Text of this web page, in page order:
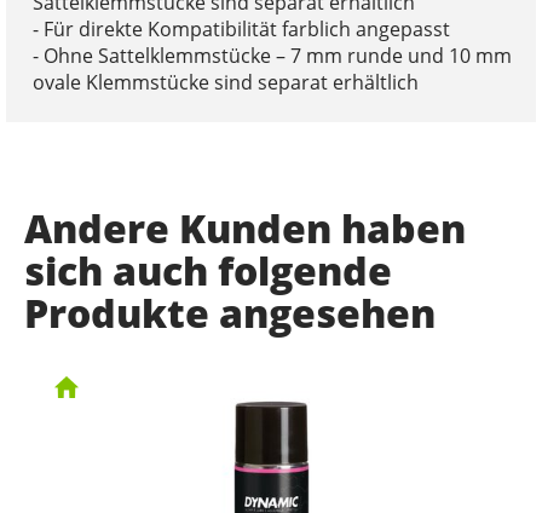
- Für direkte Kompatibilität farblich angepasst
- Ohne Sattelklemmstücke – 7 mm runde und 10 mm
ovale Klemmstücke sind separat erhältlich
Andere Kunden haben
sich auch folgende
Produkte angesehen